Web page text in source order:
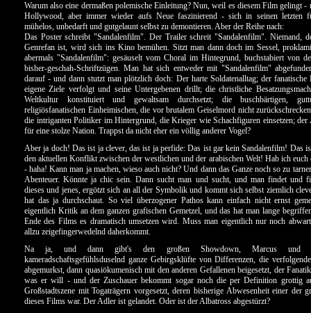
Warum also eine dermaßen polemische Einleitung? Nun, weil es diesem Film gelingt
Hollywood, aber immer wieder aufs Neue faszinierend - sich in seinen letzten
mühelos, unbedarft und gutgelaunt selbst zu demontieren. Aber der Reihe nach:
Das Poster schreibt "Sandalenfilm". Der Trailer schreit "Sandalenfilm". Niemand,
Genrefan ist, wird sich ins Kino bemühen. Sitzt man dann doch im Sessel,
abermals "Sandalenfilm": gesäuselt vom Choral im Hintegrund, buchstabiert von
bisher-geschah-Schriftzügen. Man hat sich entweder mit "Sandalenfilm"
darauf - und dann stutzt man plötzlich doch: Der harte Soldatenalltag; der fanatische
eigene Ziele verfolgt und seine Untergebenen drillt; die christliche
Weltkultur konstituiert und gewaltsam durchsetzt; die buschbärtigen,
religiösfanatischen Einheimischen, die vor brutalem Geiselmord nicht
die intriganten Politiker im Hintergrund, die Krieger wie Schachfiguren einsetzen;
für eine stolze Nation. Trappst da nicht eher ein völlig anderer Vogel?
Aber ja doch! Das ist ja clever, das ist ja perfide: Das ist gar kein Sandalenfilm! Das
den aktuellen Konflikt zwischen der westlichen und der arabischen Welt! Hab ich euch
- haha! Kann man ja machen, wieso auch nicht? Und dann das Ganze noch so zu
Abenteuer. Könnte ja chic sein. Dann sucht man und sucht, und man findet und
dieses und jenes, ergötzt sich an all der Symbolik und kommt sich selbst ziemlich
hat das ja durchschaut. So viel überzogener Pathos kann einfach nicht ernst
eigentlich Kritik an dem ganzen grafischen Gemetzel, und das hat man lange
Ende des Films es dramatisch umsetzen wird. Muss man eigentlich nur noch
allzu zeigefingerwedelnd daherkommt.
Na ja, und dann gibt's den großen Showdown, Marcus und
kameradschaftsgefühlsduselnd ganze Gebirgsklüfte von Differenzen, die
abgemurkst, dann quasiökumenisch mit den anderen Gefallenen beigesetzt, der
was er will - und der Zuschauer bekommt sogar noch die per Definition grottig
Großstadtszene mit Togaträgern vorgesetzt, deren bisherige Abwesenheit einer der
dieses Films war. Der Adler ist gelandet. Oder ist der Albatross abgestürzt?